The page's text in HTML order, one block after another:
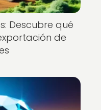
Descubre qué
de